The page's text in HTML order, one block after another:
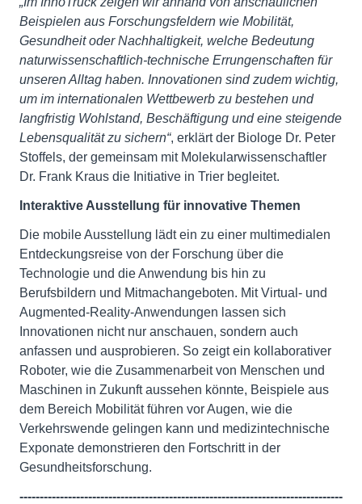
Beispielen aus Forschungsfeldern wie Mobilität,
Gesundheit oder Nachhaltigkeit, welche Bedeutung
naturwissenschaftlich-technische Errungenschaften für
unseren Alltag haben. Innovationen sind zudem wichtig,
um im internationalen Wettbewerb zu bestehen und
langfristig Wohlstand, Beschäftigung und eine steigende
Lebensqualität zu sichern“, erklärt der Biologe Dr. Peter
Stoffels, der gemeinsam mit Molekularwissenschaftler
Dr. Frank Kraus die Initiative in Trier begleitet.
Interaktive Ausstellung für innovative Themen
Die mobile Ausstellung lädt ein zu einer multimedialen
Entdeckungsreise von der Forschung über die
Technologie und die Anwendung bis hin zu
Berufsbildern und Mitmachangeboten. Mit Virtual- und
Augmented-Reality-Anwendungen lassen sich
Innovationen nicht nur anschauen, sondern auch
anfassen und ausprobieren. So zeigt ein kollaborativer
Roboter, wie die Zusammenarbeit von Menschen und
Maschinen in Zukunft aussehen könnte, Beispiele aus
dem Bereich Mobilität führen vor Augen, wie die
Verkehrswende gelingen kann und medizintechnische
Exponate demonstrieren den Fortschritt in der
Gesundheitsforschung.
--------------------------------------------------------------------------------